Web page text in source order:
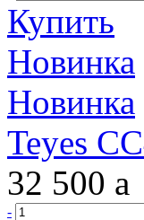
Купить
Новинка
Новинка
Teyes
32 500 a
-